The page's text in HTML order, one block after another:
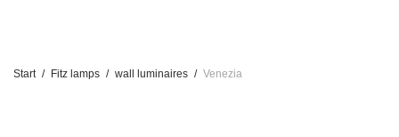
Start / Fitz lamps / wall luminaires / Venezia